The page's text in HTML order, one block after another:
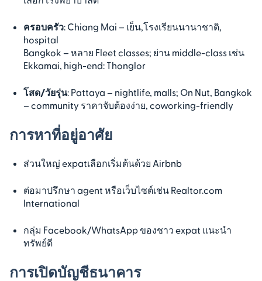
ครอบครัว: Chiang Mai – เย็น,โรงเรียนนานาชาติ,
hospital
Bangkok – หลาย Fleet classes; ย่าน middle-class เช่น
Ekkamai, high-end: Thonglor
โสด/วัยรุ่น: Pattaya – nightlife, malls; On Nut, Bangkok
– community ราคาจับต้องง่าย, coworking-friendly
การหาที่อยู่อาศัย
ส่วนใหญ่ expatเลือกเริ่มต้นด้วย Airbnb
ต่อมาปรึกษา agent หรือเว็บไซต์เช่น Realtor.com
International
กลุ่ม Facebook/WhatsApp ของชาว expat แนะนำ
ทรัพย์ดี
การเปิดบัญชีธนาคาร